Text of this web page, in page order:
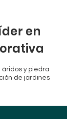
en
y piedra
de jardines